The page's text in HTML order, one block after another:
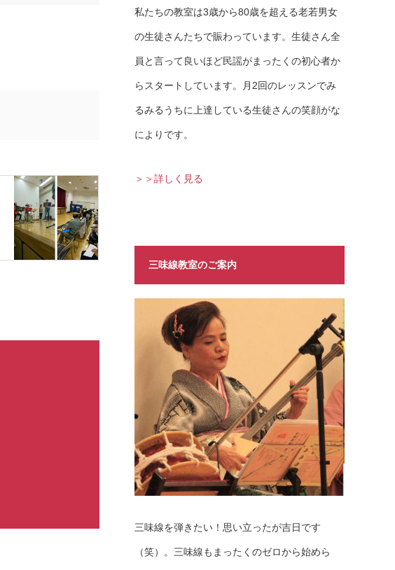
私たちの教室は3歳から80歳を超える老若男女
の生徒さんたちで賑わっています。生徒さん全
員と言って良いほど民謡がまったくの初心者か
らスタートしています。月2回のレッスンでみ
るみるうちに上達している生徒さんの笑顔がな
によりです。
＞＞詳しく見る
三味線教室のご案内
三味線を弾きたい！思い立ったが吉日です
（笑）。三味線もまったくのゼロから始めら